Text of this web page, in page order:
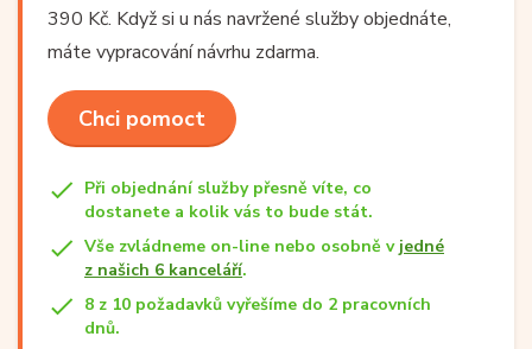
390 Kč. Když si u nás navržené služby objednáte,
máte vypracování návrhu zdarma.
Chci pomoct
Při objednání služby přesně víte, co
dostanete a kolik vás to bude stát.
Vše zvládneme on-line nebo osobně v jedné
z našich 6 kanceláří.
8 z 10 požadavků vyřešíme do 2 pracovních
dnů.